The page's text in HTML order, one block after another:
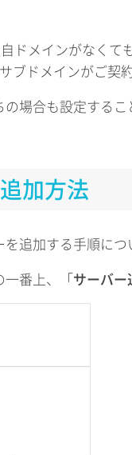
ドメインがなくて
ドメインがご契
場合も設定するこ
加方法
追加する手順につ
一番上、「サーバー